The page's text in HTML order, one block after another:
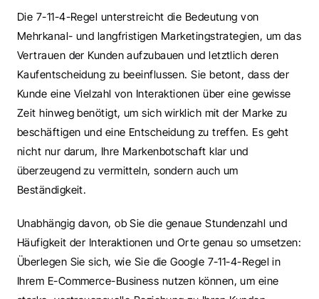
Die 7-11-4-Regel unterstreicht die Bedeutung von
Mehrkanal- und langfristigen Marketingstrategien, um das
Vertrauen der Kunden aufzubauen und letztlich deren
Kaufentscheidung zu beeinflussen. Sie betont, dass der
Kunde eine Vielzahl von Interaktionen über eine gewisse
Zeit hinweg benötigt, um sich wirklich mit der Marke zu
beschäftigen und eine Entscheidung zu treffen. Es geht
nicht nur darum, Ihre Markenbotschaft klar und
überzeugend zu vermitteln, sondern auch um
Beständigkeit.
Unabhängig davon, ob Sie die genaue Stundenzahl und
Häufigkeit der Interaktionen und Orte genau so umsetzen:
Überlegen Sie sich, wie Sie die Google 7-11-4-Regel in
Ihrem E-Commerce-Business nutzen können, um eine